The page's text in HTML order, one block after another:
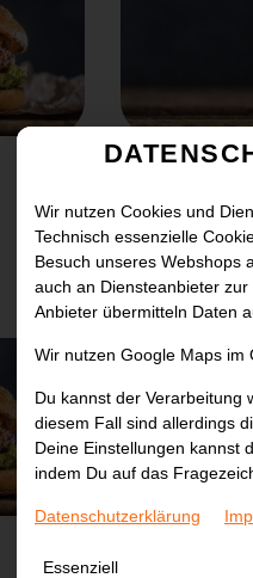
Wir nutzen Cookies und
Technisch essenzielle
Besuch unseres Webshops
auch an Diensteanbieter
Anbieter übermitteln Daten
Wir nutzen Google Maps im
Du kannst der Verarbeitung
diesem Fall sind allerdings
Deine Einstellungen kannst
indem Du auf das
Datenschutzerklärung
Essenziell